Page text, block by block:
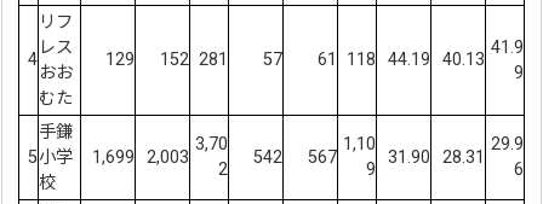
4
リフ
レス
おお
むた
129 152 281 57 61 118 44.19 40.13
41.9
9
5
手鎌
小学
校
1,699 2,003
3,70
2
542 567
1,10
9
31.90 28.31
29.9
6